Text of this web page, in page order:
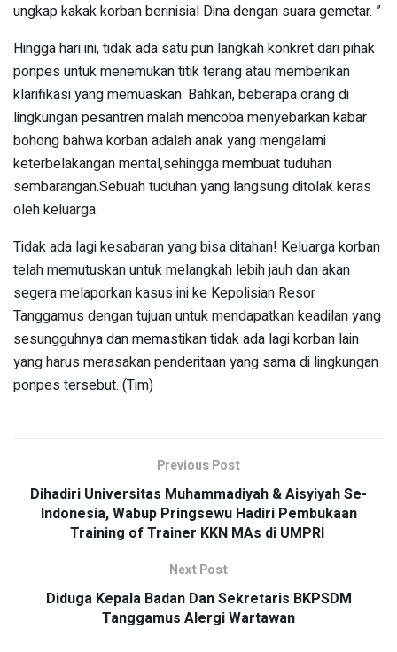
ungkap kakak korban berinisial Dina dengan suara gemetar. ”
‎Hingga hari ini, tidak ada satu pun langkah konkret dari pihak
ponpes untuk menemukan titik terang atau memberikan
klarifikasi yang memuaskan. Bahkan, beberapa orang di
lingkungan pesantren malah mencoba menyebarkan kabar
bohong bahwa korban adalah anak yang mengalami
keterbelakangan mental,sehingga membuat tuduhan
sembarangan.Sebuah tuduhan yang langsung ditolak keras
oleh keluarga.
‎Tidak ada lagi kesabaran yang bisa ditahan! Keluarga korban
telah memutuskan untuk melangkah lebih jauh dan akan
segera melaporkan kasus ini ke Kepolisian Resor
Tanggamus dengan tujuan untuk mendapatkan keadilan yang
sesungguhnya dan memastikan tidak ada lagi korban lain
yang harus merasakan penderitaan yang sama di lingkungan
ponpes tersebut. (Tim)
Previous Post
Dihadiri Universitas Muhammadiyah & Aisyiyah Se-
Indonesia, Wabup Pringsewu Hadiri Pembukaan
Training of Trainer KKN MAs di UMPRI
Next Post
Diduga Kepala Badan Dan Sekretaris BKPSDM
Tanggamus Alergi Wartawan